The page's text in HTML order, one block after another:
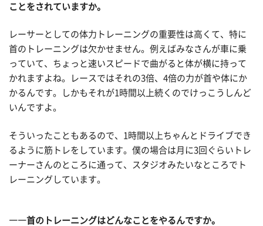
ことをされていますか。
レーサーとしての体力トレーニングの重要性は高くて、特に
首のトレーニングは欠かせません。例えばみなさんが車に乗
っていて、ちょっと速いスピードで曲がると体が横に持って
かれますよね。レースではそれの3倍、4倍の力が首や体にか
かるんです。しかもそれが1時間以上続くのでけっこうしんど
いんですよ。
そういったこともあるので、1時間以上ちゃんとドライブでき
るように筋トレをしています。僕の場合は月に3回ぐらいトレ
ーナーさんのところに通って、スタジオみたいなところでト
レーニングしています。
――首のトレーニングはどんなことをやるんですか。